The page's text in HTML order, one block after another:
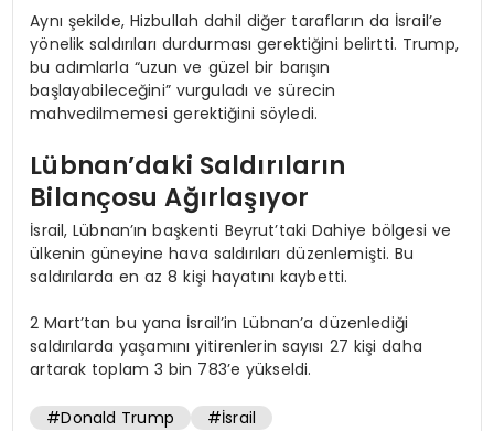
Aynı şekilde, Hizbullah dahil diğer tarafların da İsrail’e
yönelik saldırıları durdurması gerektiğini belirtti. Trump,
bu adımlarla “uzun ve güzel bir barışın
başlayabileceğini” vurguladı ve sürecin
mahvedilmemesi gerektiğini söyledi.
Lübnan’daki Saldırıların
Bilançosu Ağırlaşıyor
İsrail, Lübnan’ın başkenti Beyrut’taki Dahiye bölgesi ve
ülkenin güneyine hava saldırıları düzenlemişti. Bu
saldırılarda en az 8 kişi hayatını kaybetti.
2 Mart’tan bu yana İsrail’in Lübnan’a düzenlediği
saldırılarda yaşamını yitirenlerin sayısı 27 kişi daha
artarak toplam 3 bin 783’e yükseldi.
#Donald Trump #İsrail